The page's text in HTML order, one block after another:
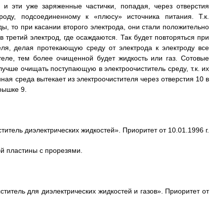
эти уже заряженные частички, попадая, через отверстия
подсоединенному к «плюсу» источника питания. Т.к.
то при касании второго электрода, они стали положительно
электрод, где осаждаются. Так будет повторяться при
делая протекающую среду от электрода к электроду все
тем более очищенной будет жидкость или газ. Сотовые
очищать поступающую в электроочиститель среду, т.к. их
среда вытекает из электроочистителя через отверстия 10 в
9.
диэлектрических жидкостей». Приоритет от 10.01.1996 г.
пластины с прорезями.
для диэлектрических жидкостей и газов». Приоритет от